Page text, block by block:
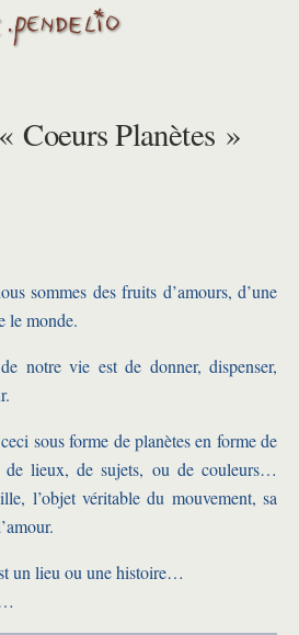
Coeurs Planètes »
sommes des fruits d’amours, d’une
le monde.
notre vie est de donner, dispenser,
sous forme de planètes en forme de
lieux, de sujets, ou de couleurs…
l’objet véritable du mouvement, sa
un lieu ou une histoire…